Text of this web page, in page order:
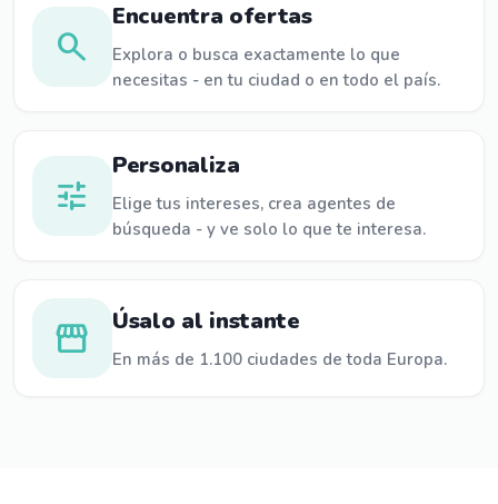
search
Encuentra ofertas
Explora o busca exactamente lo que
necesitas - en tu ciudad o en todo el país.
tune
Personaliza
Elige tus intereses, crea agentes de
búsqueda - y ve solo lo que te interesa.
storefront Úsalo al instante
En más de 1.100 ciudades de toda Europa.